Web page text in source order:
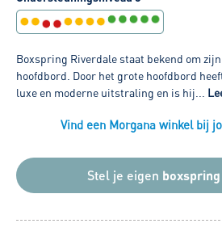
Boxspring Riverdale staat bekend om
hoofdbord. Door het grote hoofdbord
luxe en moderne uitstraling en is hij...
Vind een Morgana winkel bij
Stel je eigen